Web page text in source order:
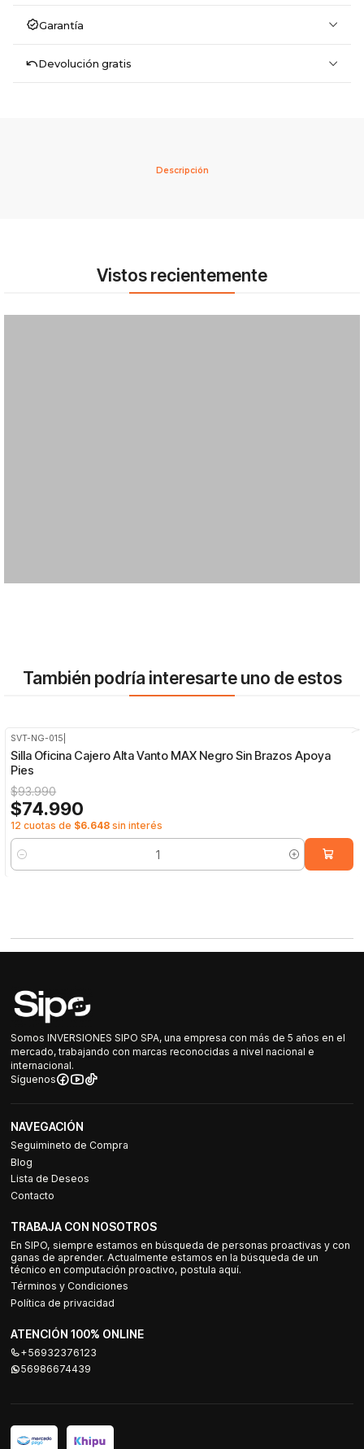
Garantía
Devolución gratis
Descripción
Vistos recientemente
También podría interesarte uno de estos
SVT-NG-015
Silla Oficina Cajero Alta Vanto MAX Negro Sin Brazos Apoya
Pies
$93.990
$74.990
12 cuotas de $6.648 sin interés
Cantidad
Somos INVERSIONES SIPO SPA, una empresa con más de 5 años en el
mercado, trabajando con marcas reconocidas a nivel nacional e
internacional.
Síguenos
NAVEGACIÓN
Seguimineto de Compra
Blog
Lista de Deseos
Contacto
TRABAJA CON NOSOTROS
En SIPO, siempre estamos en búsqueda de personas proactivas y con
ganas de aprender. Actualmente estamos en la búsqueda de un
técnico en computación proactivo, postula aquí.
Términos y Condiciones
Política de privacidad
ATENCIÓN 100% ONLINE
+56932376123
56986674439